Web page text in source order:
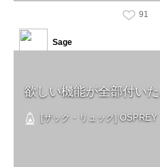
91
欲しい機能が全部付い
[ザック・リュック] OSPREY
Sage